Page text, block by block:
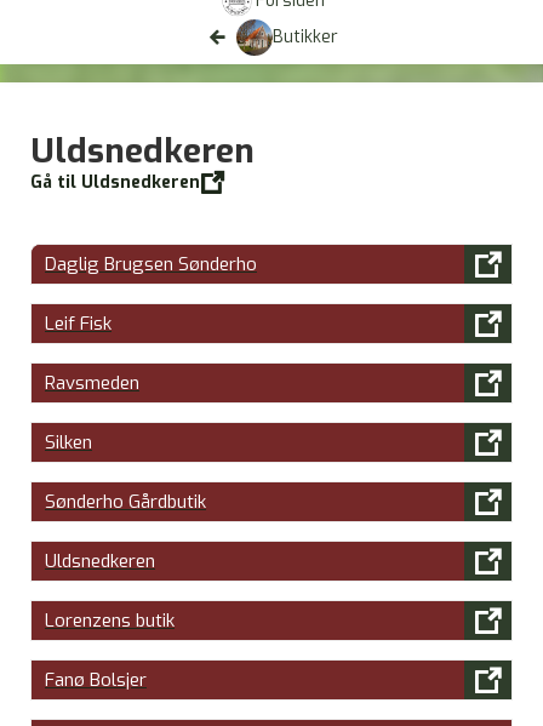
 Butikker
Daglig Brugsen Sønderho 
Leif Fisk 
Ravsmeden 
Silken 
Sønderho Gårdbutik 
Uldsnedkeren 
Lorenzens butik 
Fanø Bolsjer 
Uldsnedkeren
Gå til Uldsnedkeren